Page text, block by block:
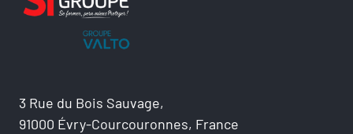
3 Rue du Bois Sauvage,
91000 Évry-Courcouronnes, France